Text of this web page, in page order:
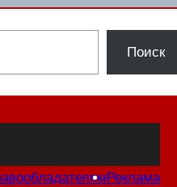
Поиск
Реклама